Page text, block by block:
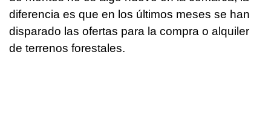
diferencia es que en los últimos meses se han
disparado las ofertas para la compra o alquiler
de terrenos forestales.